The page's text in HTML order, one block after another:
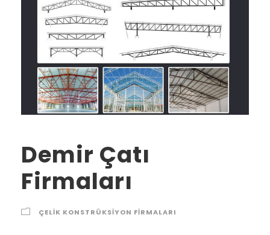
Demir Çatı
Firmaları
ÇELIK KONSTRÜKSIYON FIRMALARI